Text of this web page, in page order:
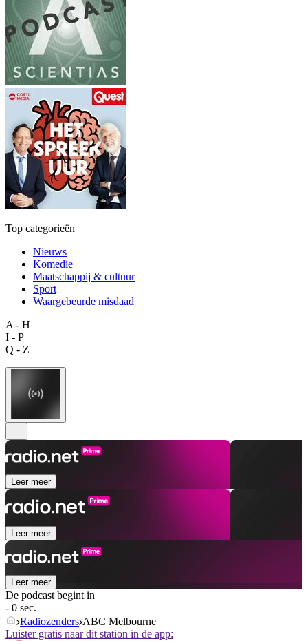
Top categorieën
Nieuws
Komedie
Maatschappij & cultuur
Sport
Waargebeurde misdaad
A - H
I - P
Q - Z
Leer meer
Leer meer
Leer meer
De podcast begint in
- 0 sec.
Radiozenders ABC Melbourne
Luister gratis naar dit station in de app: